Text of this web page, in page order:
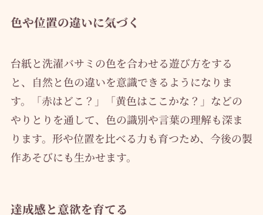
色や位置の違いに気づく
台紙と洗濯バサミの色を合わせる遊び方をする
と、自然と色の違いを意識できるようになりま
す。「赤はどこ？」「黄色はここかな？」などの
やりとりを通して、色の識別や言葉の理解も深ま
ります。形や位置を比べる力も育つため、今後の製
作あそびにも生かせます。
達成感と意欲を育てる